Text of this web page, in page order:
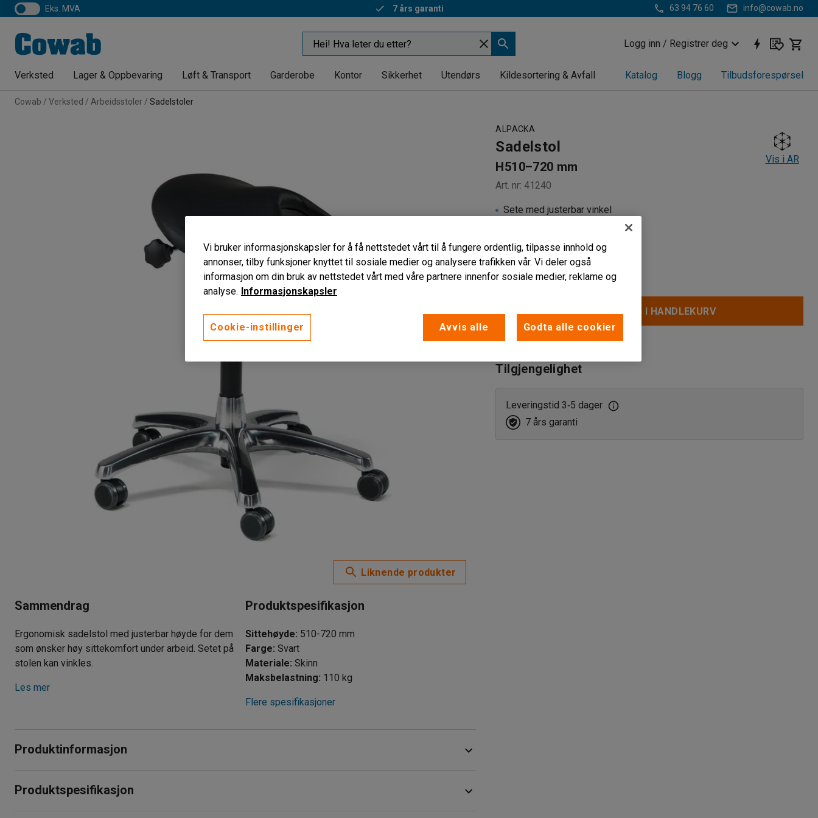
eks. MVA 7 års garanti 63 94 76 60 info@cowab.no
Logg inn / Registrer deg
Verksted Lager & Oppbevaring Løft & Transport Garderobe Kontor Sikkerhet Utendørs Kildesortering & Avfall Katalog Blogg Tilbudsforespørsel
Cowab Verksted Arbeidsstoler Sadelstoler
Liknende produkter
Sammendrag
Ergonomisk sadelstol med justerbar høyde for dem
som ønsker høy sittekomfort under arbeid. Setet på
stolen kan vinkles.
Les mer
Produktspesifikasjon
Sittehøyde: 510-720 mm
Farge: Svart
Materiale: Skinn
Maksbelastning: 110 kg
Flere spesifikasjoner
Produktinformasjon
sittestilling. Stolen er også høydejusterbar, og kan heves og senkes ved hjelp av en gassfjær under setet.
Produktspesifikasjon
ALPACKA
Sadelstol
H510–720 mm
Art. nr: 41240
Vis i AR
Sete med justerbar vinkel
3 410,-
eks. MVA
LEGG I HANDLEKURV
Lag innkjøpsliste
Tilgjengelighet
Leveringstid 3‑5 dager
7 års garanti
Vi bruker informasjonskapsler for å få nettstedet vårt til å fungere ordentlig, tilpasse innhold og
annonser, tilby funksjoner knyttet til sosiale medier og analysere trafikken vår. Vi deler også
informasjon om din bruk av nettstedet vårt med våre partnere innenfor sosiale medier, reklame og
analyse. Informasjonskapsler
Cookie-instillinger Avvis alle Godta alle cookier